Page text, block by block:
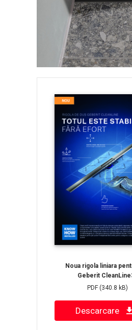
Noua rigola liniara
Geberit
PDF (340.8 kB)
Descarcare